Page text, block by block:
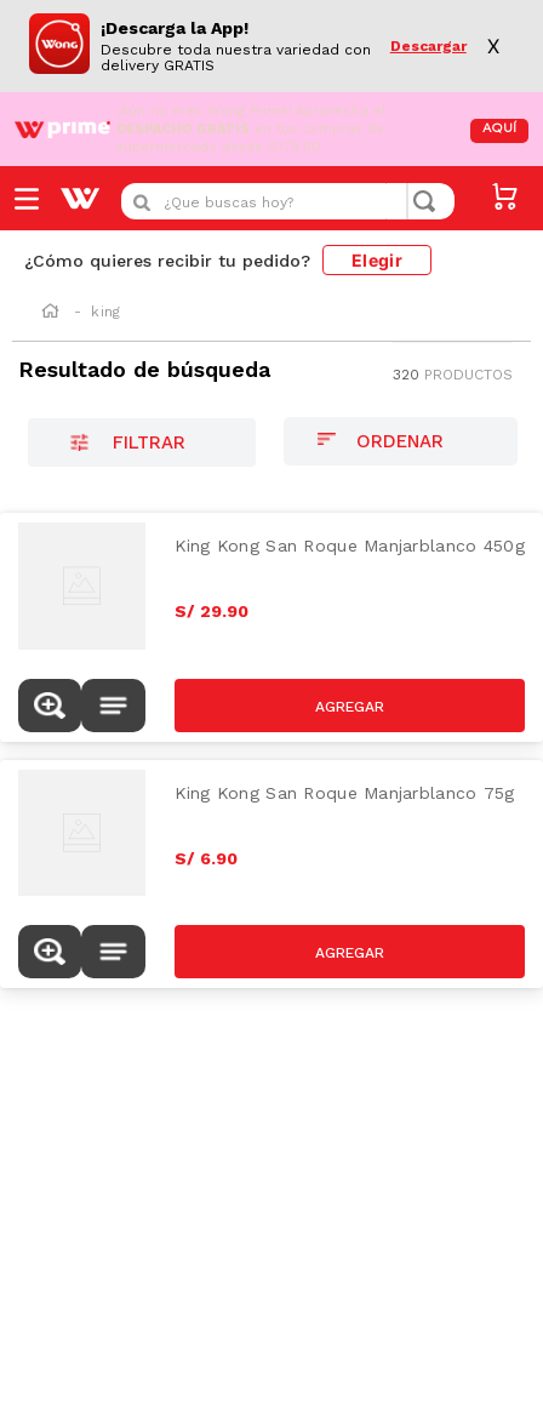
¡Descarga la App!
Descubre toda nuestra variedad con
delivery GRATIS
Descargar X
¡Aún no eres Wong Prime! Aprovecha el
DESPACHO GRATIS en tus compras de
supermercado desde S/79.90
AQUÍ
¿Que buscas hoy?
¿Cómo quieres recibir tu pedido? Elegir
king
Resultado de búsqueda 320 PRODUCTOS
FILTRAR
King Kong San Roque Manjarblanco 450g
S/ 29.90
King Kong San Roque Manjarblanco 75g
S/ 6.90